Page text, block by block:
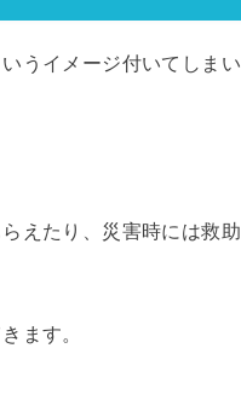
うイメージ付いてしまい
えたり、災害時には救助
ます。